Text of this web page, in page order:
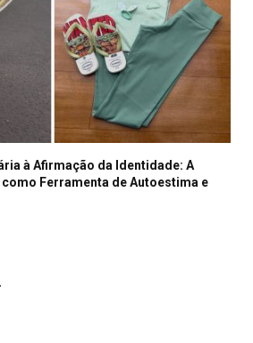
à Afirmação da Identidade: A
como Ferramenta de Autoestima e